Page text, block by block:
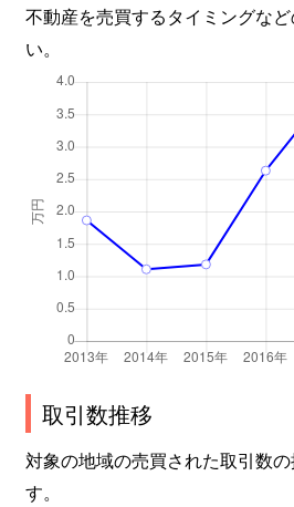
不動産を売買するタイミングな
い。
取引数推移
対象の地域の売買された取引数
す。